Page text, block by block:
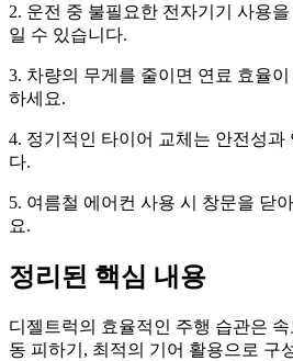
2. 운전 중 불필요한 전자기기 사용
일 수 있습니다.
3. 차량의 무게를 줄이면 연료 효율
하세요.
4. 정기적인 타이어 교체는 안전성과
다.
5. 여름철 에어컨 사용 시 창문을 닫
요.
정리된 핵심 내용
디젤트럭의 효율적인 주행 습관은
동 피하기, 최적의 기어 활용으로 구